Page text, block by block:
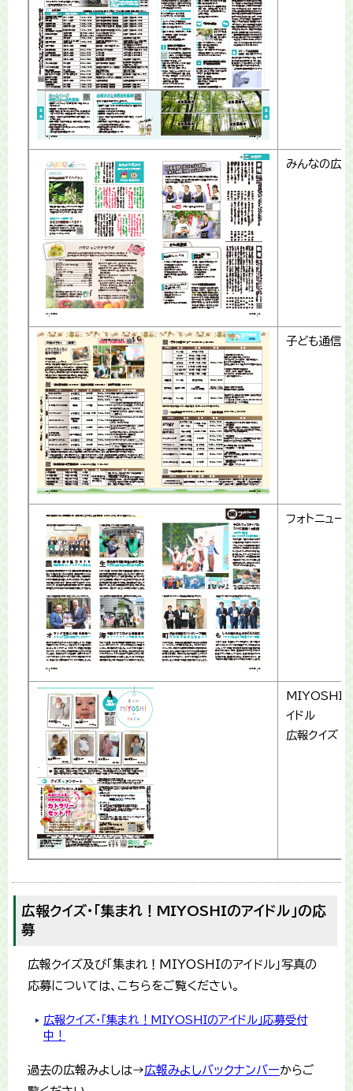
みんなの広場
子ども通信
フォトニュー
MIYOSHI
イドル
広報クイズ
広報クイズ・「集まれ！MIYOSHIのアイドル」の応
募
広報クイズ及び「集まれ！MIYOSHIのアイドル」写真の
応募については、こちらをご覧ください。
広報クイズ・「集まれ！MIYOSHIのアイドル」応募受付
中！
過去の広報みよしは→広報みよしバックナンバーからご